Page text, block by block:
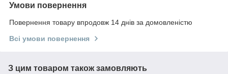
Умови повернення
Повернення товару впродовж 14 днів за домовленістю
Всі умови повернення
З цим товаром також замовляють